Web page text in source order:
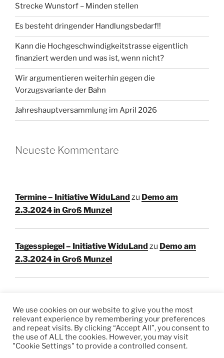
Strecke Wunstorf – Minden stellen
Es besteht dringender Handlungsbedarf!!
Kann die Hochgeschwindigkeitstrasse eigentlich
finanziert werden und was ist, wenn nicht?
Wir argumentieren weiterhin gegen die
Vorzugsvariante der Bahn
Jahreshauptversammlung im April 2026
Neueste Kommentare
Termine – Initiative WiduLand zu Demo am
2.3.2024 in Groß Munzel
Tagesspiegel – Initiative WiduLand zu Demo am
2.3.2024 in Groß Munzel
FacebookInstagram
E-
Mail
We use cookies on our website to give you the most
relevant experience by remembering your preferences
and repeat visits. By clicking “Accept All”, you consent to
the use of ALL the cookies. However, you may visit
"Cookie Settings" to provide a controlled consent.